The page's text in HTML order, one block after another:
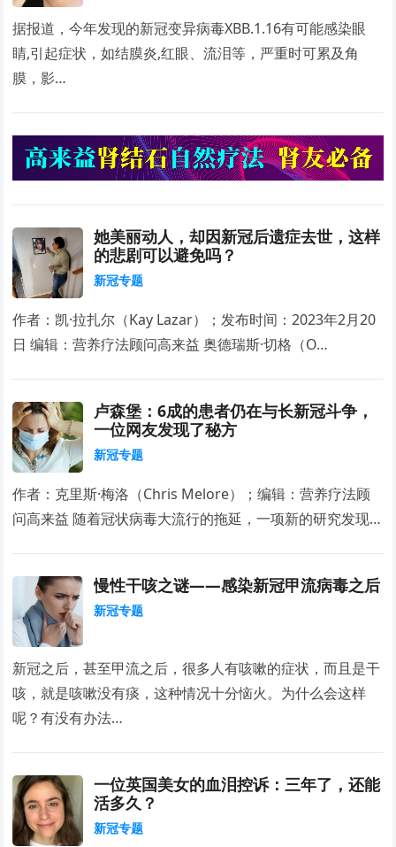
据报道，今年发现的新冠变异病毒XBB.1.16有可能感染眼
睛,引起症状，如结膜炎,红眼、流泪等，严重时可累及角
膜，影…
她美丽动人，却因新冠后遗症去世，这样
的悲剧可以避免吗？
新冠专题
作者：凯·拉扎尔（Kay Lazar）；发布时间：2023年2月20
日 编辑：营养疗法顾问高来益 奥德瑞斯·切格（O…
卢森堡：6成的患者仍在与长新冠斗争，
一位网友发现了秘方
新冠专题
作者：克里斯·梅洛（Chris Melore）；编辑：营养疗法顾
问高来益 随着冠状病毒大流行的拖延，一项新的研究发现…
慢性干咳之谜——感染新冠甲流病毒之后
新冠专题
新冠之后，甚至甲流之后，很多人有咳嗽的症状，而且是干
咳，就是咳嗽没有痰，这种情况十分恼火。为什么会这样
呢？有没有办法…
一位英国美女的血泪控诉：三年了，还能
活多久？
新冠专题